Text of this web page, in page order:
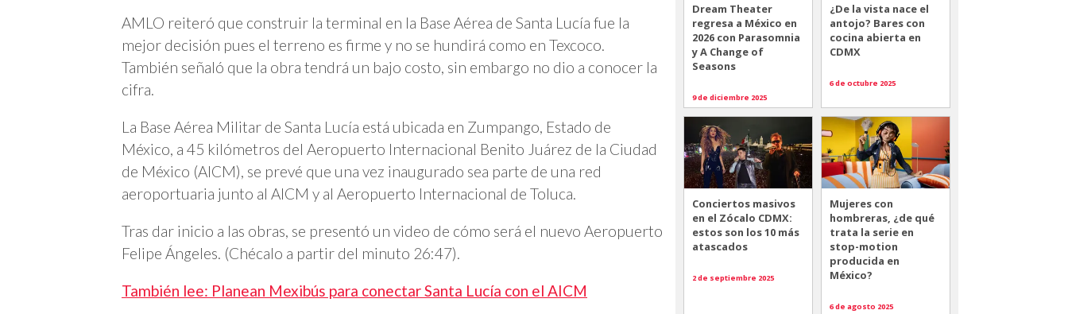
AMLO reiteró que construir la terminal en la Base Aérea de Santa Lucía fue la
mejor decisión pues el terreno es firme y no se hundirá como en Texcoco.
También señaló que la obra tendrá un bajo costo, sin embargo no dio a conocer la
cifra.
La Base Aérea Militar de Santa Lucía está ubicada en Zumpango, Estado de
México, a 45 kilómetros del Aeropuerto Internacional Benito Juárez de la Ciudad
de México (AICM), se prevé que una vez inaugurado sea parte de una red
aeroportuaria junto al AICM y al Aeropuerto Internacional de Toluca.
Tras dar inicio a las obras, se presentó un video de cómo será el nuevo Aeropuerto
Felipe Ángeles. (Chécalo a partir del minuto 26:47).
También lee: Planean Mexibús para conectar Santa Lucía con el AICM
Dream Theater
regresa a México en
2026 con Parasomnia
y A Change of
Seasons
9 de diciembre 2025
¿De la vista nace el
antojo? Bares con
cocina abierta en
CDMX
6 de octubre 2025
Conciertos masivos
en el Zócalo CDMX:
estos son los 10 más
atascados
2 de septiembre 2025
Mujeres con
hombreras, ¿de qué
trata la serie en
stop-motion
producida en
México?
6 de agosto 2025